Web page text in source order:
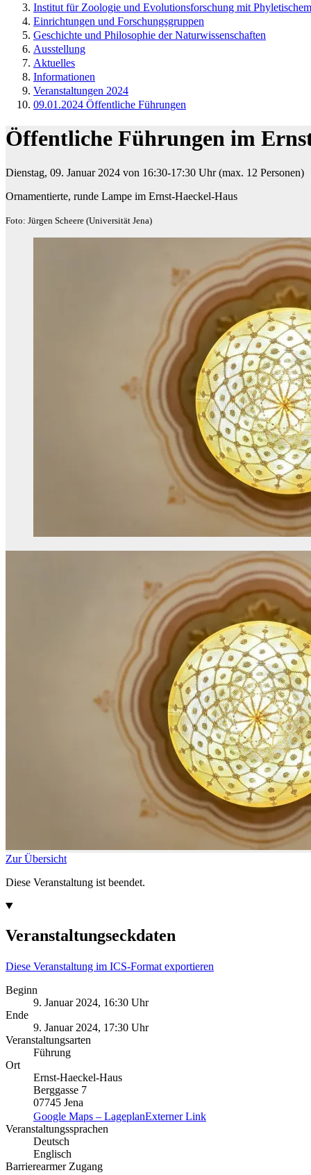
Institut für Zoologie und Evolutionsforschung mit
Einrichtungen und Forschungsgruppen
Geschichte und Philosophie der Naturwissenschaften
Ausstellung
Aktuelles
Informationen
Veranstaltungen 2024
09.01.2024 Öffentliche Führungen
Öffentliche Führungen im
Dienstag, 09. Januar 2024 von 16:30-17:30 Uhr (max. 12 Personen)​
Ornamentierte, runde Lampe im Ernst-Haeckel-Haus
Foto: Jürgen Scheere (Universität Jena)
Zur Übersicht
Diese Veranstaltung ist beendet.
Veranstaltungseckdaten
Diese Veranstaltung im ICS-Format exportieren
Beginn
9. Januar 2024, 16:30 Uhr
Ende
9. Januar 2024, 17:30 Uhr
Veranstaltungsarten
Führung
Ort
Ernst-Haeckel-Haus
Berggasse 7
07745 Jena
Google Maps – LageplanExterner Link
Veranstaltungssprachen
Deutsch
Englisch
Barrierearmer Zugang